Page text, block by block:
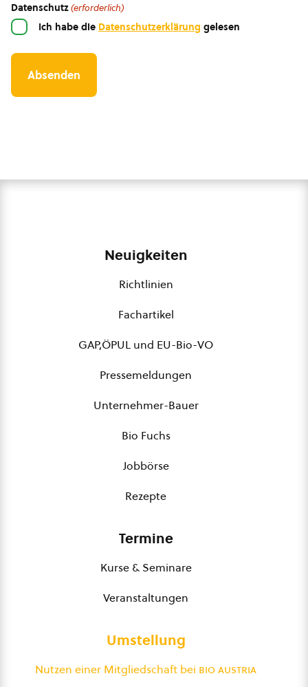
Datenschutz(erforderlich)
Ich habe die Datenschutzerklärung gelesen
Neuigkeiten
Richtlinien
Fachartikel
GAP,ÖPUL und EU-Bio-VO
Pressemeldungen
Unternehmer-Bauer
Bio Fuchs
Jobbörse
Rezepte
Termine
Kurse & Seminare
Veranstaltungen
Umstellung
Nutzen einer Mitgliedschaft bei bio austria